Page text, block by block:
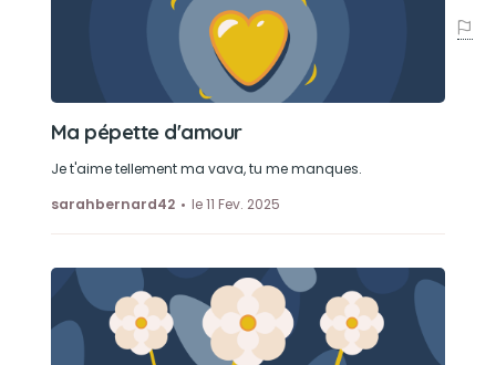
Ma pépette d'amour
Je t'aime tellement ma vava, tu me manques.
sarahbernard42
le 11 Fev. 2025